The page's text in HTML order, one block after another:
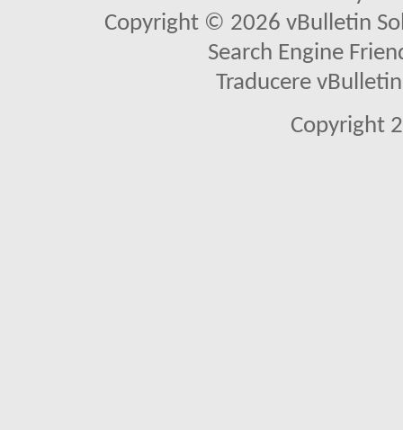
Copyright © 2026 vBulletin
Search Engine
Traducere
Copyright